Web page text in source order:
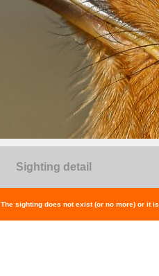
Sighting detail
The sighting does not exist (or no more) or it